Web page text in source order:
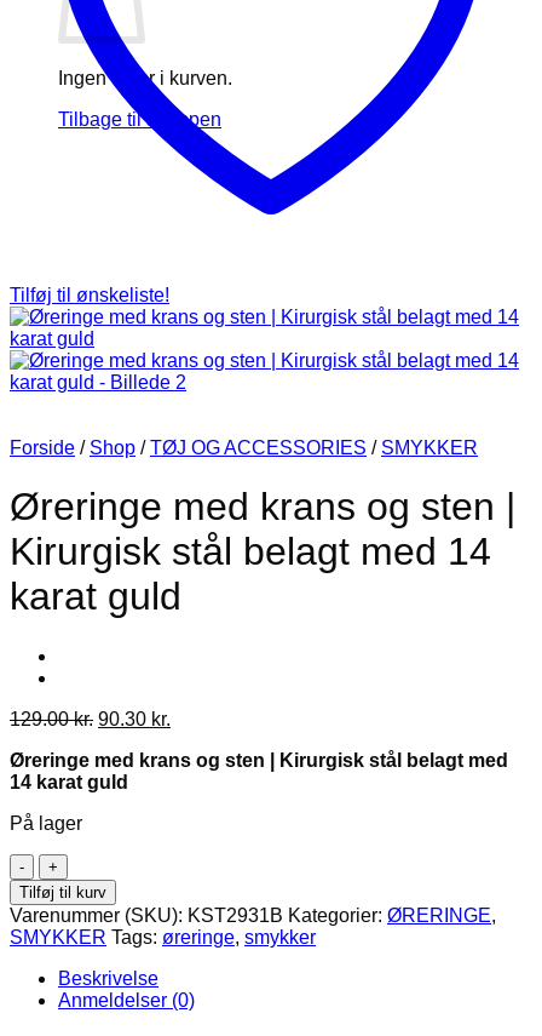
Ingen varer i kurven.
Tilbage til shoppen
Tilføj til ønskeliste!
Forside / Shop / TØJ OG ACCESSORIES / SMYKKER
Øreringe med krans og sten |
Kirurgisk stål belagt med 14
karat guld
129.00kr. Den
pris
var:
90.30 kr.
pris
Øreringe med krans og sten | Kirurgisk stål belagt med
14 karat guld
På lager
Øreringe
med
krans
og
sten
|
Kirurgisk
stål
Tilføj til kurv
Varenummer (SKU): KST2931B Kategorier: ØRERINGE,
SMYKKER Tags: øreringe, smykker
Beskrivelse
Anmeldelser (0)